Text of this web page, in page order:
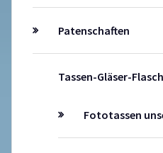
Patenschaften
Tassen-Gläser-
Fototassen